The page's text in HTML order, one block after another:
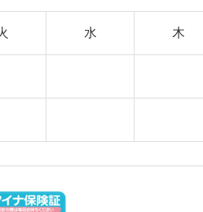
水 木